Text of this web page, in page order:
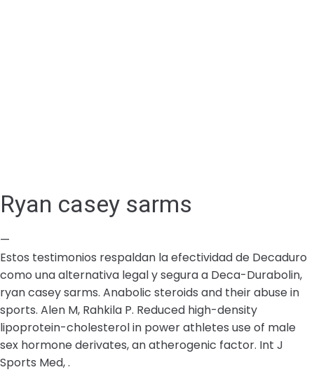
Ryan casey sarms
—
Estos testimonios respaldan la efectividad de Decaduro
como una alternativa legal y segura a Deca-Durabolin,
ryan casey sarms. Anabolic steroids and their abuse in
sports. Alen M, Rahkila P. Reduced high-density
lipoprotein-cholesterol in power athletes use of male
sex hormone derivates, an atherogenic factor. Int J
Sports Med, .